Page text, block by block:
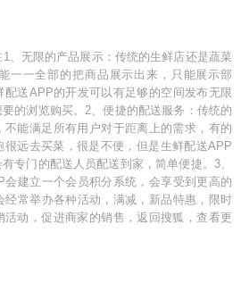
、无限的产品展示：传统的生鲜店还是蔬菜
一一全部的把商品展示出来，只能展示部
送APP的开发可以有足够的空间发布无限
的浏览购买。2、便捷的配送服务：传统的
能满足所有用户对于距离上的需求，有的
远去买菜，很是不便，但是生鲜配送APP
专门的配送人员配送到家，简单便捷。3、
建立一个会员积分系统，会享受到更高的
常举办各种活动，满减，新品特惠，限时
动，促进商家的销售，返回搜狐，查看更